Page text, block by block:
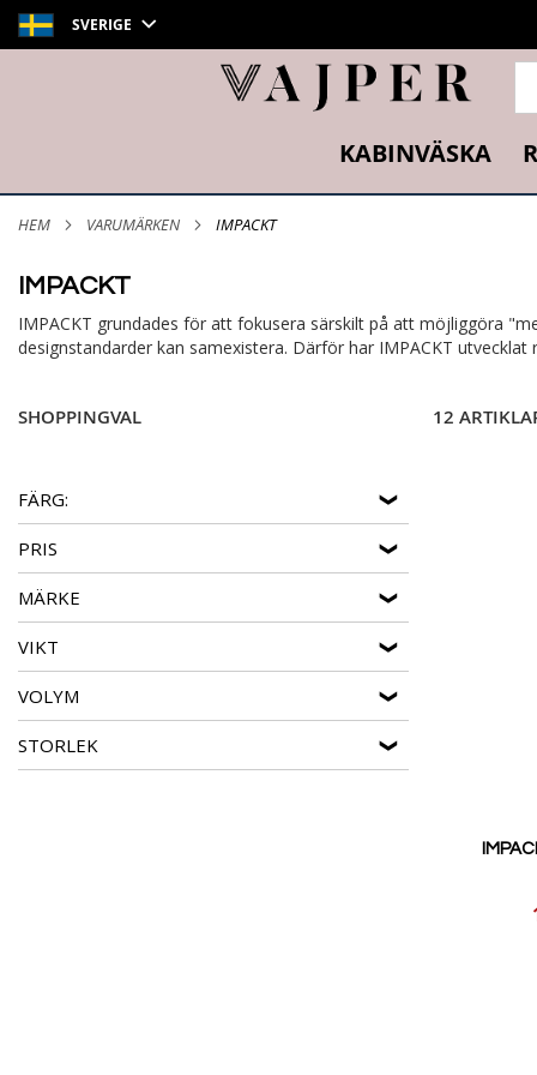
SVERIGE
KABINVÄSKA
HEM VARUMÄRKEN IMPACKT
IMPACKT
IMPACKT grundades för att fokusera särskilt på att möjliggöra
designstandarder kan samexistera. Därför har IMPACKT
SHOPPINGVAL
FÄRG:
PRIS
MÄRKE
VIKT
VOLYM
STORLEK
12